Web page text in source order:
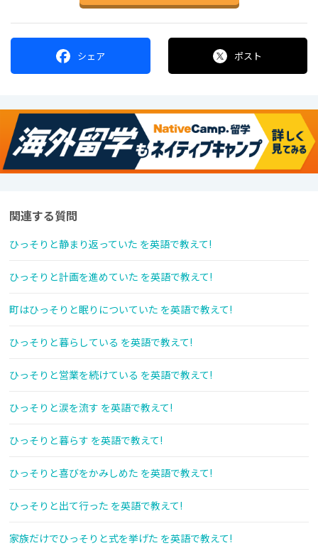
シェア ポスト
関連する質問
ひっそりと静まり返っていた を英語で教えて!
ひっそりと計画を進めていた を英語で教えて!
町はひっそりと眠りについていた を英語で教えて!
ひっそりと暮らしている を英語で教えて!
ひっそりと営業を続けている を英語で教えて!
ひっそりと涙を流す を英語で教えて!
ひっそりと暮らす を英語で教えて!
ひっそりと喜びをかみしめた を英語で教えて!
ひっそりと出て行った を英語で教えて!
家族だけでひっそりと式を挙げた を英語で教えて!